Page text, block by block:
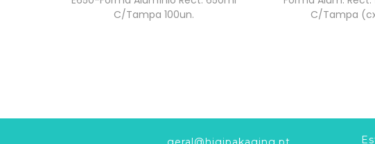
C/Tampa 100un.
C/Tampa